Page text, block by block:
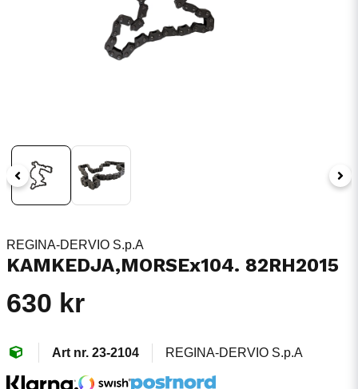
REGINA-DERVIO S.p.A
KAMKEDJA,MORSEx104. 82RH2015
630 kr
23-2104 REGINA-DERVIO S.p.A